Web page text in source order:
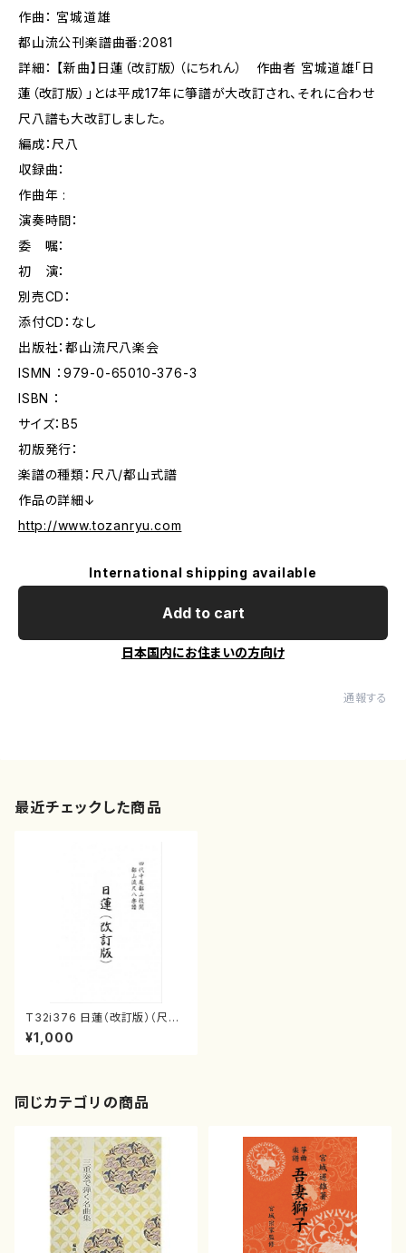
作曲： 宮城道雄
都山流公刊楽譜曲番:2081
詳細： 【新曲】日蓮（改訂版）（にちれん） 作曲者 宮城道雄「日
蓮（改訂版）」とは平成17年に箏譜が大改訂され、それに合わせ
尺八譜も大改訂しました。
編成：尺八
収録曲：
作曲年 :
演奏時間：
委 嘱：
初 演：
別売CD：
添付CD：なし
出版社：都山流尺八楽会
ISMN ：979-0-65010-376-3
ISBN ：
サイズ：B5
初版発行：
楽譜の種類：尺八/都山式譜
作品の詳細↓
http://www.tozanryu.com
International shipping available
Add to cart
日本国内にお住まいの方向け
通報する
最近チェックした商品
T32i376 日蓮（改訂版）（尺八/
宮城道雄/楽譜）都山流公刊楽譜
曲番:2081
¥1,000
同じカテゴリの商品